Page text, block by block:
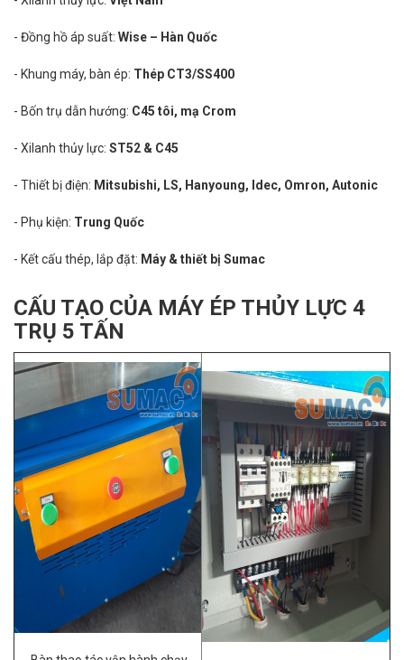
- Đồng hồ áp suất: Wise – Hàn Quốc
- Khung máy, bàn ép: Thép CT3/SS400
- Bốn trụ dẫn hướng: C45 tôi, mạ Crom
- Xilanh thủy lực: ST52 & C45
- Thiết bị điện: Mitsubishi, LS, Hanyoung, Idec, Omron, Autonic
- Phụ kiện: Trung Quốc
- Kết cấu thép, lắp đặt: Máy & thiết bị Sumac
CẤU TẠO CỦA MÁY ÉP THỦY LỰC 4
TRỤ 5 TẤN